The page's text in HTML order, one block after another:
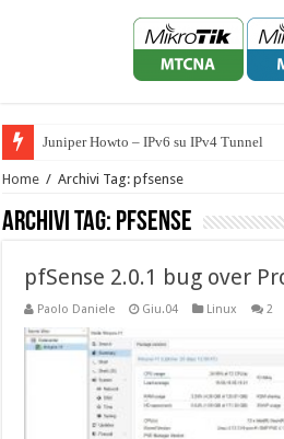
Juniper Howto – IPv6 su IPv4 Tunnel
Home / Archivi Tag: pfsense
Archivi Tag: pfsense
pfSense 2.0.1 bug over
Paolo Daniele Giu.04 Linux 2